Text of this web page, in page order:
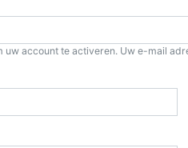
account te activeren. Uw e-mail